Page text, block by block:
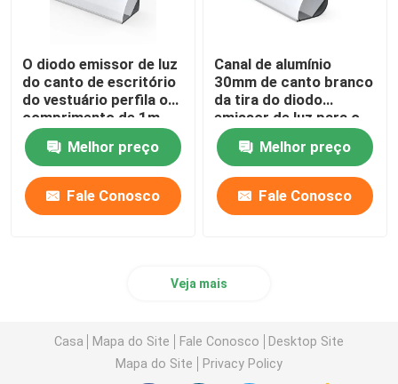
O diodo emissor de luz
do canto de escritório
do vestuário perfila o
comprimento de 1m
2m 3m para a barra
clara
Melhor preço
Fale Conosco
Canal de alumínio
30mm de canto branco
da tira do diodo
emissor de luz para o
escritório do vestuário
Melhor preço
Fale Conosco
Veja mais
Casa Mapa do Site Fale Conosco
Desktop Site
Mapa do Site
Privacy Policy